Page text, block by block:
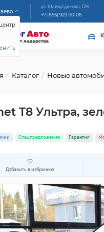
ул. Шайхутдинова, 12Б
+7 (855) 929-90-06
Каталог Новые
T8 Ультра,
Спецпредложение Гарантия
Добавить в избранное